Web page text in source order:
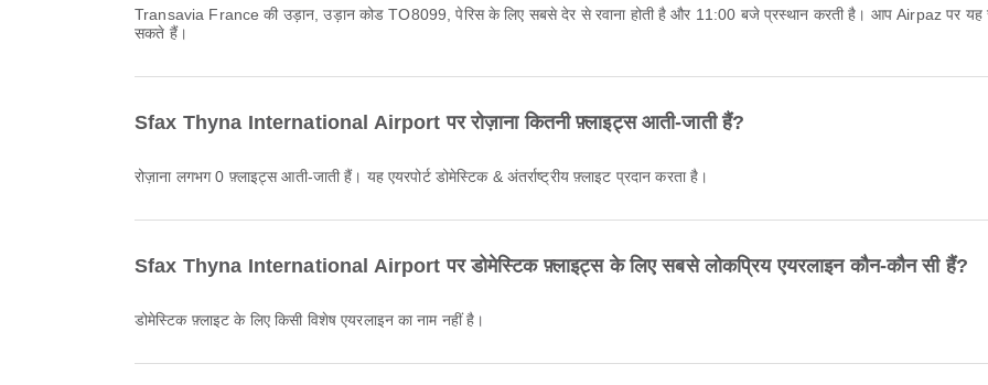
Transavia France की उड़ान, उड़ान कोड TO8099, पेरिस के लिए सबसे देर से रवाना होती है और 11:00 बजे प्रस्थान करती है। आप Airpaz पर यह समय-सारणी देख सकते हैं और अन्य उपलब्ध उड़ानों की तुलना कर
सकते हैं।
Sfax Thyna International Airport पर रोज़ाना कितनी फ़्लाइट्स आती-जाती हैं?
रोज़ाना लगभग 0 फ़्लाइट्स आती-जाती हैं। यह एयरपोर्ट डोमेस्टिक & अंतर्राष्ट्रीय फ़्लाइट प्रदान करता है।
Sfax Thyna International Airport पर डोमेस्टिक फ़्लाइट्स के लिए सबसे लोकप्रिय एयरलाइन कौन-कौन सी हैं?
डोमेस्टिक फ़्लाइट के लिए किसी विशेष एयरलाइन का नाम नहीं है।